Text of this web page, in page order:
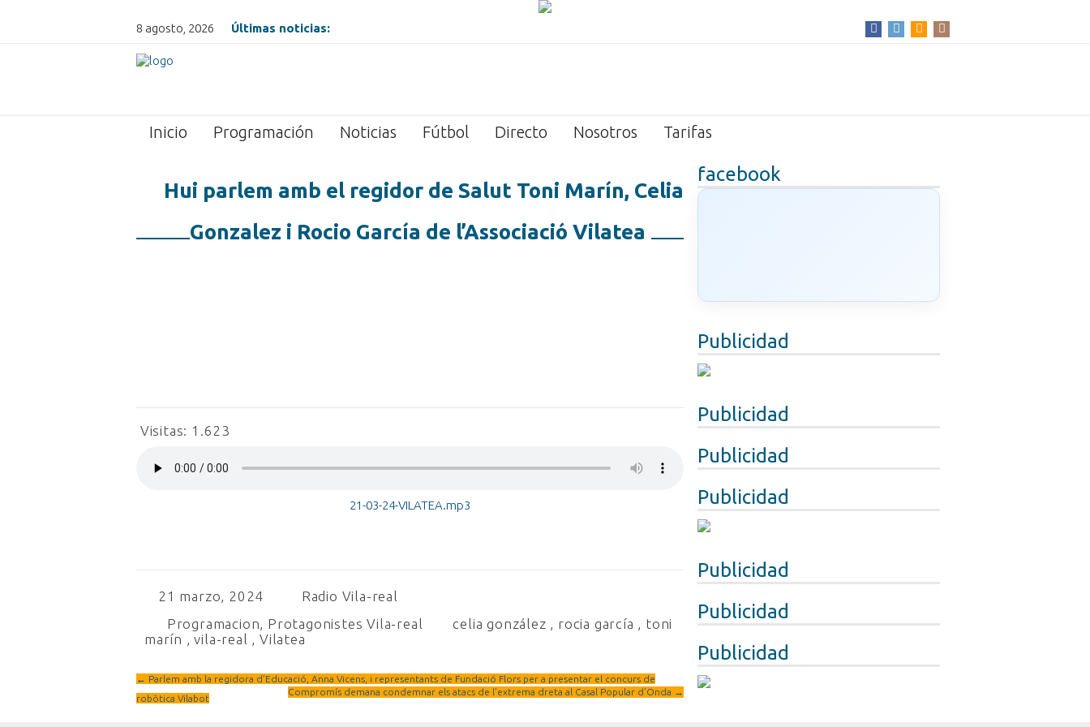
8 agosto, 2026 Últimas noticias:
Inicio Programación Noticias Fútbol Directo Nosotros Tarifas
facebook
Publicidad
Publicidad
Publicidad
Publicidad
Publicidad
Publicidad
Publicidad
Hui parlem amb el regidor de Salut Toni Marín, Celia
Gonzalez i Rocio García de l’Associació Vilatea
Visitas: 1.623
21-03-24-VILATEA.mp3
21 marzo, 2024
Radio Vila-real
Programacion, Protagonistes Vila-real celia gonzález , rocia garcía , toni
marín ,vila-real ,Vilatea
← Parlem amb la regidora d’Educació, Anna Vicens, i representants de Fundació Flors per a presentar el concurs de
robòtica Vilabot
Compromís demana condemnar els atacs de l’extrema dreta al Casal Popular d’Onda →